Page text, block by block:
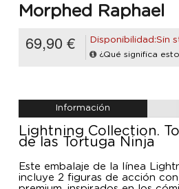
Morphed Raphael
69,90 € Disponibilidad:Sin
¿Qué significa
Información
Lightning Collection.
de las Tortuga Ninja
Este embalaje de la línea
incluye 2 figuras de acción